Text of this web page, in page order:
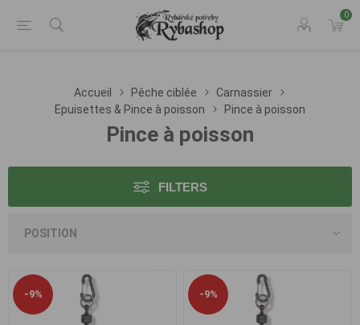
0
Accueil Pêche ciblée
Carnassier
Epuisettes & Pince à poisson
Pince à poisson
Pince à poisson
FILTERS
-9% -9%